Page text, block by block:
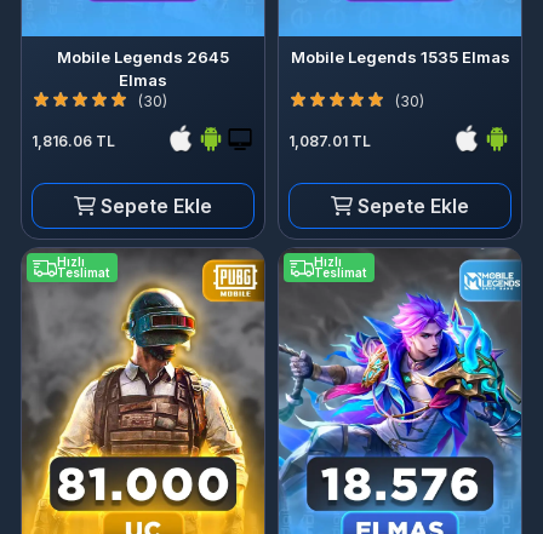
Mobile Legends 2645
Elmas
(30)
1,816.06 TL
Sepete Ekle
Mobile Legends 1535 Elmas
(30)
1,087.01 TL
Sepete Ekle
Hızlı
Teslimat
Hızlı
Teslimat